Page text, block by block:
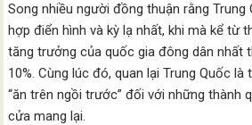
Song nhiều người đồng thuận rằng
hợp điển hình và kỳ lạ nhất, khi mà kể từ
tăng trưởng của quốc gia đông dân nhất
10%. Cùng lúc đó, quan lại Trung Quốc
“ăn trên ngồi trước” đối với những thành
cửa mang lại.